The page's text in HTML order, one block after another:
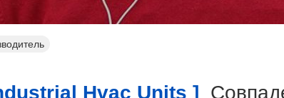
Hvac Units ]